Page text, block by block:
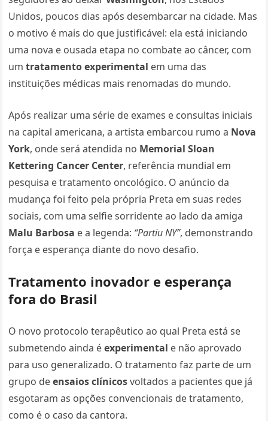
Unidos, poucos dias após desembarcar na cidade. Mas
o motivo é mais do que justificável: ela está iniciando
uma nova e ousada etapa no combate ao câncer, com
umtratamento experimental em uma das
instituições médicas mais renomadas do mundo.
Após realizar uma série de exames e consultas iniciais
na capital americana, a artista embarcou rumo a Nova
York, onde será atendida no Memorial Sloan
Kettering Cancer Center, referência mundial em
pesquisa e tratamento oncológico. O anúncio da
mudança foi feito pela própria Preta em suas redes
sociais, com uma selfie sorridente ao lado da amiga
Malu Barbosa e a legenda: “Partiu NY”, demonstrando
força e esperança diante do novo desafio.
Tratamento inovador e esperança
fora do Brasil
O novo protocolo terapêutico ao qual Preta está se
submetendo ainda éexperimental e não aprovado
para uso generalizado. O tratamento faz parte de um
grupo deensaios clínicosvoltados a pacientes que já
esgotaram as opções convencionais de tratamento,
como é o caso da cantora.